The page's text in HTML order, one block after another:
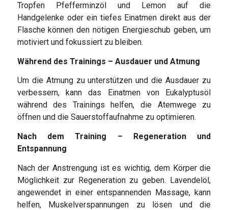
Tropfen Pfefferminzöl und Lemon auf die
Handgelenke oder ein tiefes Einatmen direkt aus der
Flasche können den nötigen Energieschub geben, um
motiviert und fokussiert zu bleiben.
Während des Trainings – Ausdauer und Atmung
Um die Atmung zu unterstützen und die Ausdauer zu
verbessern, kann das Einatmen von Eukalyptusöl
während des Trainings helfen, die Atemwege zu
öffnen und die Sauerstoffaufnahme zu optimieren.
Nach dem Training – Regeneration und
Entspannung
Nach der Anstrengung ist es wichtig, dem Körper die
Möglichkeit zur Regeneration zu geben. Lavendelöl,
angewendet in einer entspannenden Massage, kann
helfen, Muskelverspannungen zu lösen und die